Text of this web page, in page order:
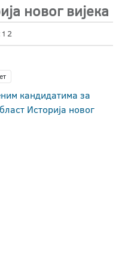
новог вијека
кандидатима за
Историја новог